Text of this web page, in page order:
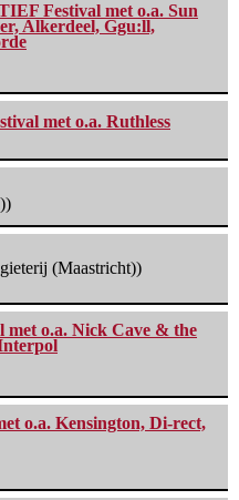
Festival met o.a. Sun
Alkerdeel, Ggu:ll,
met o.a. Ruthless
(Maastricht))
met o.a. Nick Cave & the
o.a. Kensington, Di-rect,